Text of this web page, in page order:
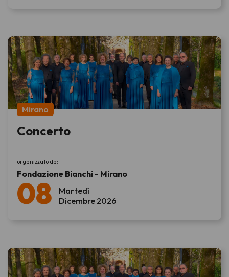
Martedì
08 Dicembre 2026
Mirano
Concerto
organizzato da:
Fondazione Bianchi - Mirano